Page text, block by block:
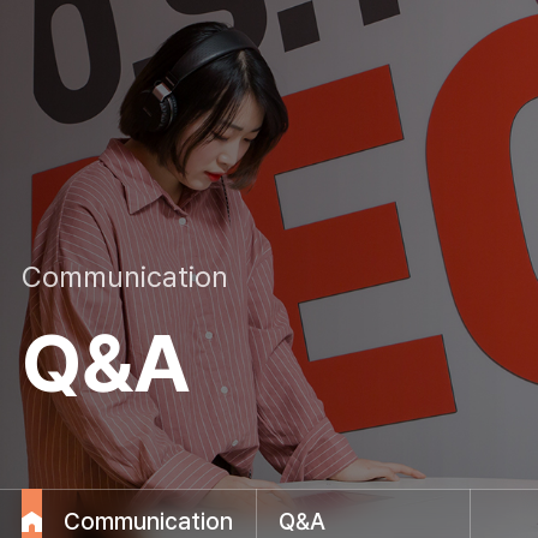
Communication
Q&A
Communication Q&A